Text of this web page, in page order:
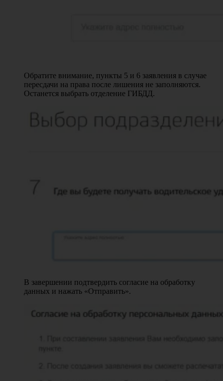
Обратите внимание, пункты 5 и 6 заявления в случае
пересдачи на права после лишения не заполняются.
Останется выбрать отделение ГИБДД.
В завершении подтвердить согласие на обработку
данных и нажать «Отправить».